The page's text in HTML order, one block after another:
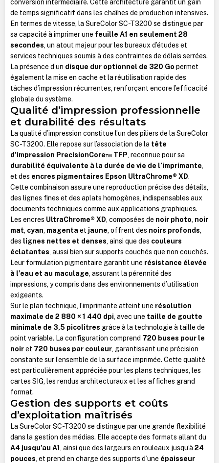
conversion intermédiaire. Cette architecture garantit un gain
de temps significatif dans les chaînes de production intensives.
En termes de vitesse, la SureColor SC-T3200 se distingue par
sa capacité à imprimer une feuille A1 en seulement 28
secondes, un atout majeur pour les bureaux d’études et
services techniques soumis à des contraintes de délais serrées.
La présence d’un disque dur optionnel de 320 Go permet
également la mise en cache et la réutilisation rapide des
tâches d’impression récurrentes, renforçant encore l’efficacité
globale du système.
Qualité d’impression professionnelle
et durabilité des résultats
La qualité d’impression constitue l’un des piliers de la SureColor
SC-T3200. Elle repose sur l’association de la tête
d’impression PrecisionCore™ TFP, reconnue pour sa
durabilité équivalente à la durée de vie de l’imprimante,
et des encres pigmentaires Epson UltraChrome® XD.
Cette combinaison assure une reproduction précise des détails,
des lignes fines et des aplats homogènes, indispensables aux
documents techniques comme aux applications graphiques.
Les encres UltraChrome® XD, composées de noir photo, noir
mat, cyan, magenta et jaune, offrent des noirs profonds,
des lignes nettes et denses, ainsi que des couleurs
éclatantes, aussi bien sur supports couchés que non couchés.
Leur formulation pigmentaire garantit une résistance élevée
à l’eau et au maculage, assurant la pérennité des
impressions, y compris dans des environnements d’utilisation
exigeants.
Sur le plan technique, l’imprimante atteint une résolution
maximale de 2 880 × 1 440 dpi, avec une taille de goutte
minimale de 3,5 picolitres grâce à la technologie à taille de
point variable. La configuration comprend 720 buses pour le
noiret 720 buses par couleur, garantissant une précision
constante sur l’ensemble de la surface imprimée. Cette qualité
est particulièrement appréciée pour les plans techniques, les
cartes SIG, les rendus architecturaux et les affiches grand
format.
Gestion des supports et coûts
d’exploitation maîtrisés
La SureColor SC-T3200 se distingue par une grande flexibilité
dans la gestion des médias. Elle accepte des formats allant du
A4 jusqu’au A1 , ainsi que des largeurs en rouleaux jusqu’à 24
pouces, et prend en charge des supports d’une épaisseur